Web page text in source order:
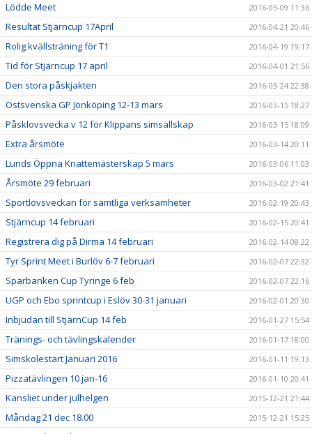
Lödde Meet 2016-05-09 11:36
Resultat Stjärncup 17April 2016-04-21 20:46
Rolig kvällsträning för T1 2016-04-19 19:17
Tid för Stjärncup 17 april 2016-04-01 21:56
Den stora påskjakten 2016-03-24 22:38
Östsvenska GP Jönköping 12-13 mars 2016-03-15 18:27
Påsklovsvecka v 12 för Klippans simsällskap 2016-03-15 18:09
Extra årsmöte 2016-03-14 20:11
Lunds Öppna Knattemästerskap 5 mars 2016-03-06 11:03
Årsmöte 29 februari 2016-03-02 21:41
Sportlovsveckan för samtliga verksamheter 2016-02-19 20:43
Stjärncup 14 februari 2016-02-15 20:41
Registrera dig på Dirma 14 februari 2016-02-14 08:22
Tyr Sprint Meet i Burlöv 6-7 februari 2016-02-07 22:32
Sparbanken Cup Tyringe 6 feb 2016-02-07 22:16
UGP och Ebo sprintcup i Eslöv 30-31 januari 2016-02-01 20:30
Inbjudan till StjärnCup 14 feb 2016-01-27 15:54
Tränings- och tävlingskalender 2016-01-17 18:00
Simskolestart Januari 2016 2016-01-11 19:13
Pizzatävlingen 10 jan-16 2016-01-10 20:41
Kansliet under julhelgen 2015-12-21 21:44
Måndag 21 dec 18.00 2015-12-21 15:25